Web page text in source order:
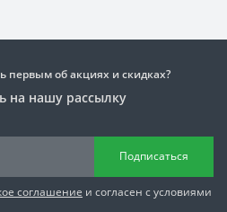
первым об акциях и скидках?
на нашу рассылку
Подписаться
соглашение и согласен с условиями